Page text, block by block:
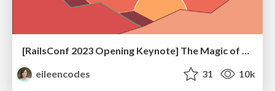
[RailsConf 2023 Opening Keynote] The Magic of Rails
eileencodes
31 10k